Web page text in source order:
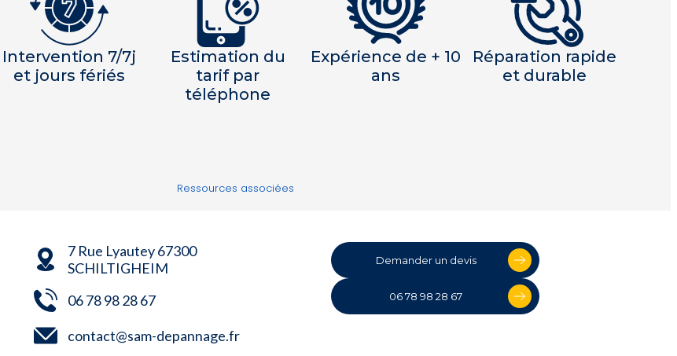
Intervention 7/7j
et jours fériés
Estimation du
tarif par
téléphone
Expérience de + 10
ans
Réparation rapide
et durable
Ressources associées
7 Rue Lyautey 67300
SCHILTIGHEIM
06 78 98 28 67
contact@sam-depannage.fr
Demander un devis
06 78 98 28 67